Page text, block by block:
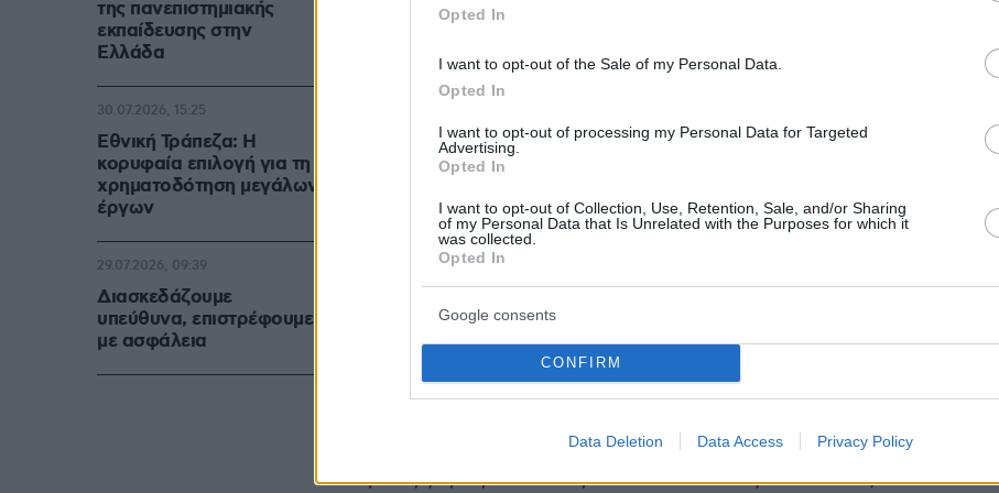
Opted In
I want to opt-out of the Sale of my Personal Data.
Opted In
I want to opt-out of processing my Personal Data for Targeted
Advertising.
Opted In
I want to opt-out of Collection, Use, Retention, Sale, and/or Sharing
of my Personal Data that Is Unrelated with the Purposes for which it
was collected.
Opted In
Google consents
CONFIRM
Data Deletion Data Access Privacy Policy
λυπάται ειλικρινά για αυτό που έκανε. Επικοινώνησε μαζί μας
αφού βρήκαμε το κινητό του από τα αρχεία του ξενοδοχείου
της πανεπιστημιακής
εκπαίδευσης στην
Ελλάδα
Εθνική Τράπεζα: Η
κορυφαία επιλογή για τη
χρηματοδότηση μεγάλων
έργων
30.07.2026, 15:25
Διασκεδάζουμε
υπεύθυνα, επιστρέφουμε
με ασφάλεια
29.07.2026, 09:39